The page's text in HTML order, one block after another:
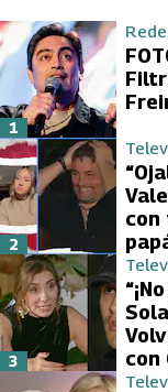
1
con
2
con
3